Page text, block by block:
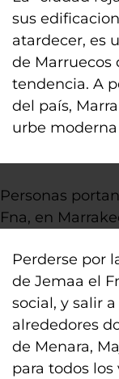
sus
atardecer, es
de Marruecos
tendencia. A
del país,
urbe
Personas
Fna, en
Perderse por
de Jemaa el
social, y salir
alrededores
de Menara,
para todos